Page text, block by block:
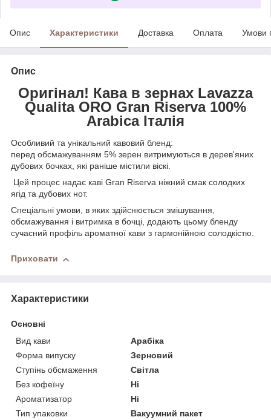
Опис Характеристики Доставка Оплата Умови
Опис
Оригінал! Кава в зернах Lavazza
Qualita ORO Gran Riserva 100%
Arabica Італія
Особливий та унікальний кавовий бленд:
перед обсмажуванням 5% зерен витримуються в дерев'яних
дубових бочках, які раніше містили віскі.
Цей процес надає каві Gran Riserva ніжний смак солодких
ягід та дубових нот.
Спеціальні умови, в яких здійснюється змішування,
обсмажування і витримка в бочці, додають цьому бленду
сучасний профіль ароматної кави з гармонійною солодкістю.
Приховати
Характеристики
Основні
Вид кави
Арабіка
Форма випуску
Зерновий
Ступінь обсмаження
Світла
Без кофеїну
Ні
Ароматизатор
Ні
Тип упаковки
Вакуумний пакет